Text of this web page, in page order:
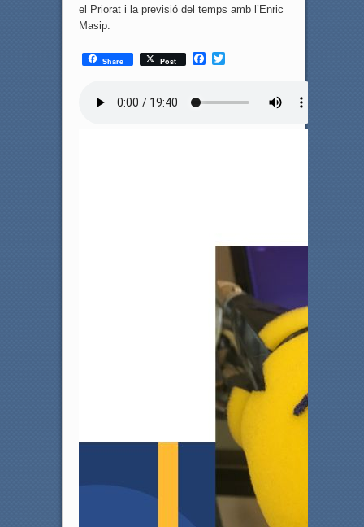
el Priorat i la previsió del temps amb l’Enric
Masip.
Share Post
F
T